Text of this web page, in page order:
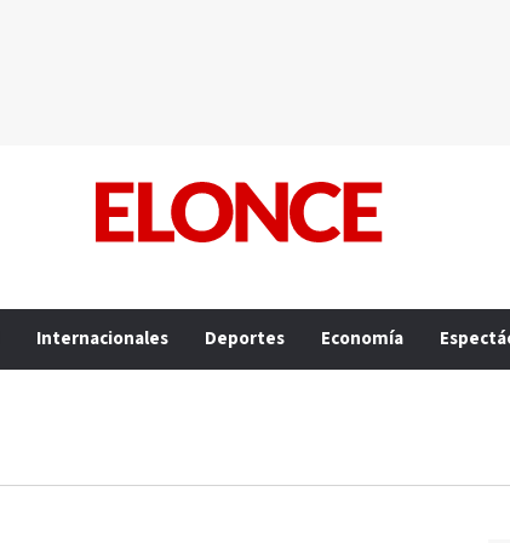
Internacionales Deportes Economía